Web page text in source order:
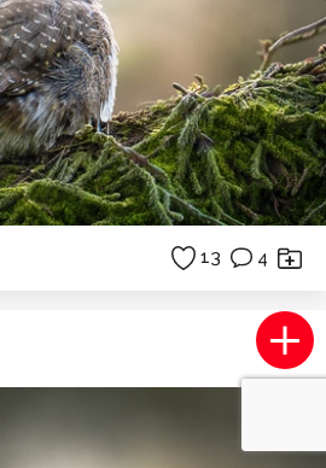
13 4